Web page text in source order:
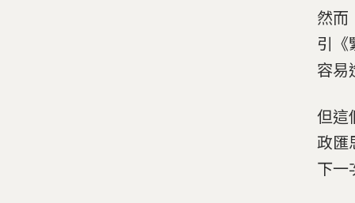
然而
引《
容易
但這
政匯
下一